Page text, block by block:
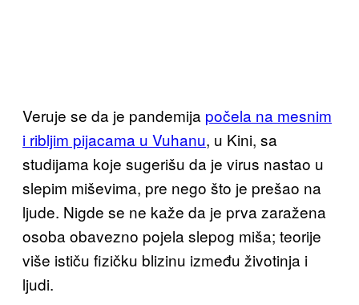
Veruje se da je pandemija počela na mesnim
i ribljim pijacama u Vuhanu, u Kini, sa
studijama koje sugerišu da je virus nastao u
slepim miševima, pre nego što je prešao na
ljude. Nigde se ne kaže da je prva zaražena
osoba obavezno pojela slepog miša; teorije
više ističu fizičku blizinu između životinja i
ljudi.